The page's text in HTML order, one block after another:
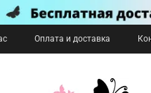
Оплата и доставка